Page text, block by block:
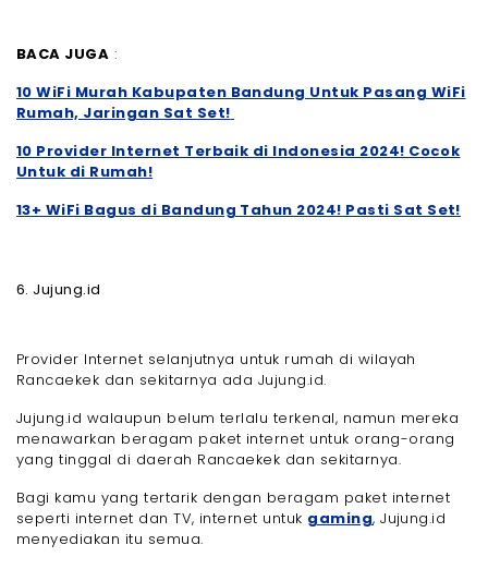
BACA JUGA :
10 WiFi Murah Kabupaten Bandung Untuk Pasang WiFi
Rumah, Jaringan Sat Set!
10 Provider Internet Terbaik di Indonesia 2024! Cocok
Untuk di Rumah!
13+ WiFi Bagus di Bandung Tahun 2024! Pasti Sat Set!
6. Jujung.id
Provider Internet selanjutnya untuk rumah di wilayah
Rancaekek dan sekitarnya ada Jujung.id.
Jujung.id walaupun belum terlalu terkenal, namun mereka
menawarkan beragam paket internet untuk orang-orang
yang tinggal di daerah Rancaekek dan sekitarnya.
Bagi kamu yang tertarik dengan beragam paket internet
seperti internet dan TV, internet untuk gaming, Jujung.id
menyediakan itu semua.